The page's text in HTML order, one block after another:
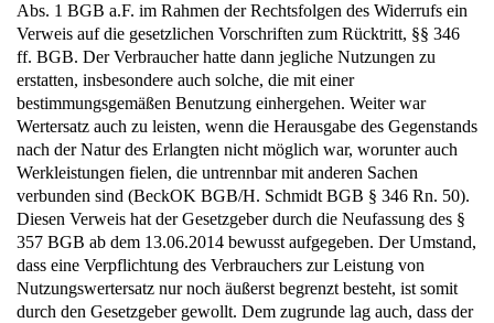
Abs. 1 BGB a.F. im Rahmen der Rechtsfolgen des Widerrufs ein
Verweis auf die gesetzlichen Vorschriften zum Rücktritt, §§ 346
ff. BGB. Der Verbraucher hatte dann jegliche Nutzungen zu
erstatten, insbesondere auch solche, die mit einer
bestimmungsgemäßen Benutzung einhergehen. Weiter war
Wertersatz auch zu leisten, wenn die Herausgabe des Gegenstands
nach der Natur des Erlangten nicht möglich war, worunter auch
Werkleistungen fielen, die untrennbar mit anderen Sachen
verbunden sind (BeckOK BGB/H. Schmidt BGB § 346 Rn. 50).
Diesen Verweis hat der Gesetzgeber durch die Neufassung des §
357 BGB ab dem 13.06.2014 bewusst aufgegeben. Der Umstand,
dass eine Verpflichtung des Verbrauchers zur Leistung von
Nutzungswertersatz nur noch äußerst begrenzt besteht, ist somit
durch den Gesetzgeber gewollt. Dem zugrunde lag auch, dass der